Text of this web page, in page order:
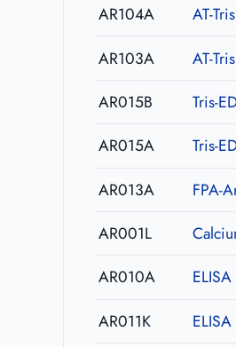
AR104A
AT-
AR103A
AT-
AR015B
Tris-
AR015A
Tris-
AR013A
FPA-
AR001L
AR010A
AR011K